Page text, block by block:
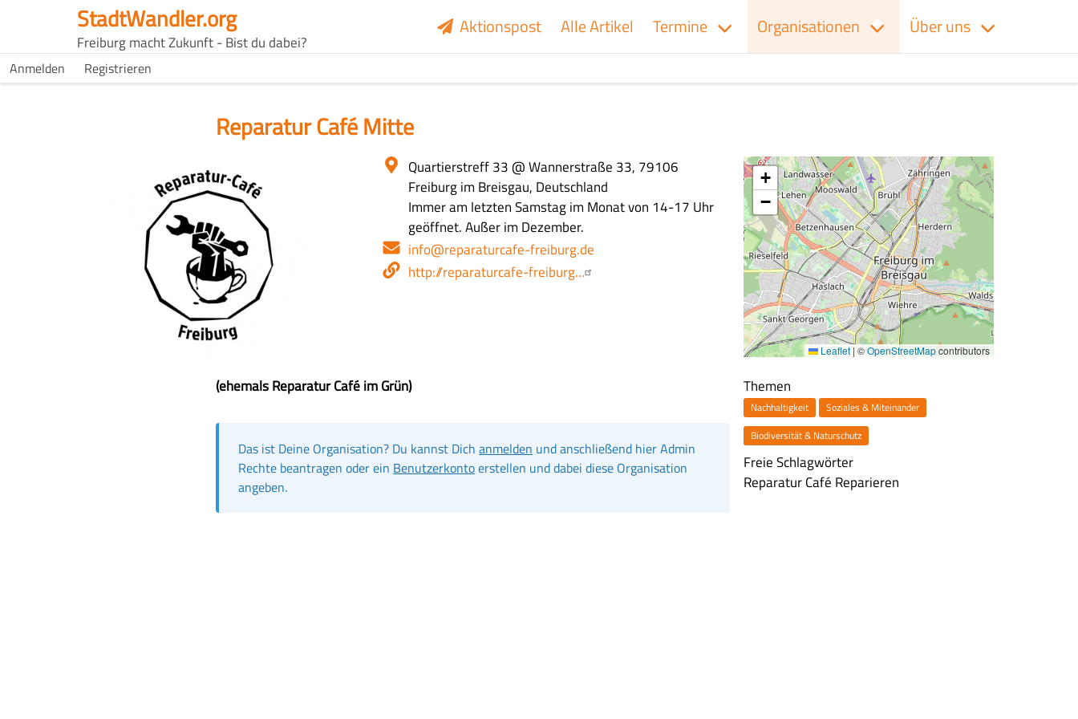
StadtWandler.org
Freiburg macht Zukunft - Bist du dabei?
H4C
Main
Aktionspost Alle Artikel Termine Organisationen Über uns
H4C
Anmelden Registrieren
Reparatur Café Mitte
Ort
Quartierstreff 33@ Wannerstraße 33, 79106
Freiburg im Breisgau, Deutschland
Öffnungszeiten
Immer am letzten Samstag im Monat von 14-17 Uhr
geöffnet. Außer im Dezember.
E-
Mail-
info@reparaturcafe-freiburg.de
Webseite
http://reparaturcafe-freiburg…
+
−
Leaflet | ©OpenStreetMapcontributors
Z
s
e
(ehemals Reparatur Café im Grün) Themen
Nachhaltigkeit
Soziales & Miteinander
Biodiversität & Naturschutz
Freie Schlagwörter
Reparatur Café Reparieren
Das ist Deine Organisation? Du kannst Dichanmelden und anschließend hier Admin
Rechte beantragen oder ein Benutzerkontoerstellen und dabei diese Organisation
angeben.